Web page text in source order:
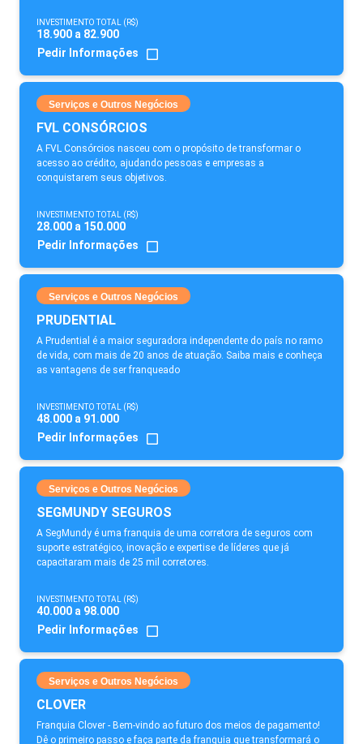
INVESTIMENTO TOTAL (R$)
18.900 a 82.900
Pedir Informações
Serviços e Outros Negócios
FVL CONSÓRCIOS
A FVL Consórcios nasceu com o propósito de transformar o
acesso ao crédito, ajudando pessoas e empresas a
conquistarem seus objetivos.
INVESTIMENTO TOTAL (R$)
28.000 a 150.000
Pedir Informações
Serviços e Outros Negócios
PRUDENTIAL
A Prudential é a maior seguradora independente do país no ramo
de vida, com mais de 20 anos de atuação. Saiba mais e conheça
as vantagens de ser franqueado
INVESTIMENTO TOTAL (R$)
48.000 a 91.000
Pedir Informações
Serviços e Outros Negócios
SEGMUNDY SEGUROS
A SegMundy é uma franquia de uma corretora de seguros com
suporte estratégico, inovação e expertise de líderes que já
capacitaram mais de 25 mil corretores.
INVESTIMENTO TOTAL (R$)
40.000 a 98.000
Pedir Informações
Serviços e Outros Negócios
CLOVER
Franquia Clover - Bem-vindo ao futuro dos meios de pagamento!
Dê o primeiro passo e faça parte da franquia que transformará o